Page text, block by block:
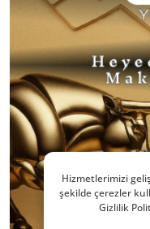
Hizmetlerimizi
şekilde çerezler
Gizlilik